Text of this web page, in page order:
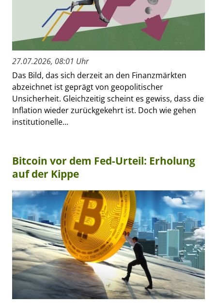
27.07.2026, 08:01 Uhr
Das Bild, das sich derzeit an den Finanzmärkten
abzeichnet ist geprägt von geopolitischer
Unsicherheit. Gleichzeitig scheint es gewiss, dass die
Inflation wieder zurückgekehrt ist. Doch wie gehen
institutionelle...
Bitcoin vor dem Fed-Urteil: Erholung
auf der Kippe